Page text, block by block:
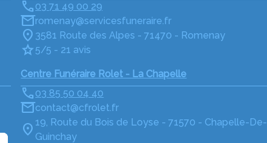
03 71 49 00 29
romenay@servicesfuneraire.fr
3581 Route des Alpes - 71470 - Romenay
5/5 - 21 avis
Centre Funéraire Rolet - La Chapelle
03 85 50 04 40
contact@cfrolet.fr
19, Route du Bois de Loyse - 71570 - Chapelle-De-
Guinchay